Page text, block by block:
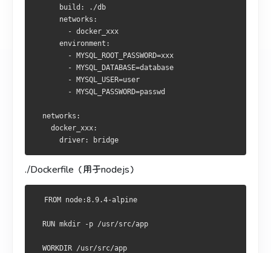
      build: ./db
      networks:
        - docker_xxx
      environment:
        - MYSQL_ROOT_PASSWORD=xxx
        - MYSQL_DATABASE=database
        - MYSQL_USER=user
        - MYSQL_PASSWORD=passwd
  networks:
    docker_xxx:
      driver: bridge
./Dockerfile（用于nodejs）
  FROM node:8.9.4-alpine
  RUN mkdir -p /usr/src/app
  WORKDIR /usr/src/app